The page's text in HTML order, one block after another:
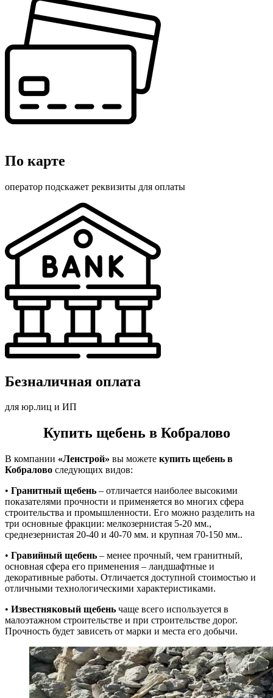
По карте
оператор подскажет реквизиты для оплаты
Безналичная оплата
для юр.лиц и ИП
Купить щебень в Кобралово
В компании «Ленстрой» вы можете купить щебень в
Кобралово следующих видов:
• Гранитный щебень – отличается наиболее высокими
показателями прочности и применяется во многих сфера
строительства и промышленности. Его можно разделить на
три основные фракции: мелкозернистая 5-20 мм.,
среднезернистая 20-40 и 40-70 мм. и крупная 70-150 мм..
• Гравийный щебень – менее прочный, чем гранитный,
основная сфера его применения – ландшафтные и
декоративные работы. Отличается доступной стоимостью и
отличными технологическими характеристиками.
• Известняковый щебень чаще всего используется в
малоэтажном строительстве и при строительстве дорог.
Прочность будет зависеть от марки и места его добычи.